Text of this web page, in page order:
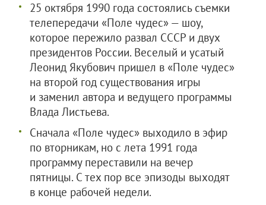
25 октября 1990 года состоялись съемки
телепередачи «Поле чудес» — шоу,
которое пережило развал СССР и двух
президентов России. Веселый и усатый
Леонид Якубович пришел в «Поле чудес»
на второй год существования игры
и заменил автора и ведущего программы
Влада Листьева.
Сначала «Поле чудес» выходило в эфир
по вторникам, но с лета 1991 года
программу переставили на вечер
пятницы. С тех пор все эпизоды выходят
в конце рабочей недели.